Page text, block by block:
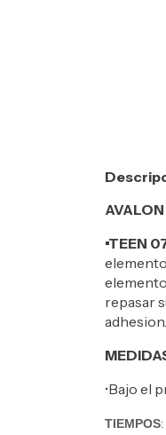
•TEEN
repasar
•Bajo el
TIEMPOS: